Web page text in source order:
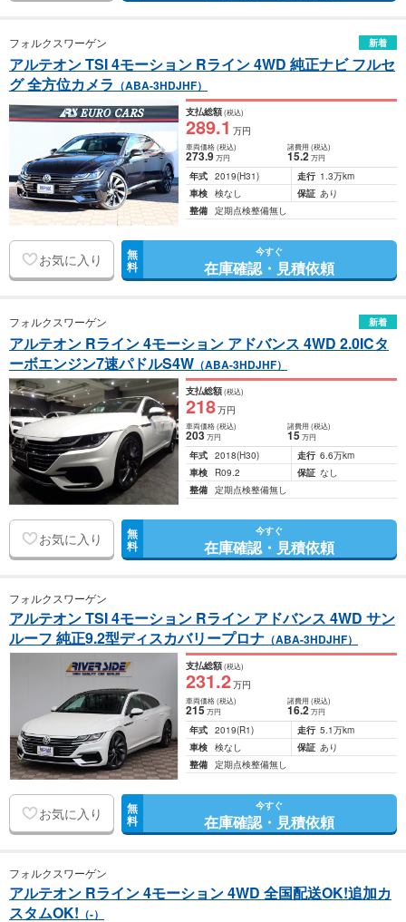
フォルクスワーゲン 新着
アルテオン TSI 4モーション Rライン 4WD 純正ナビ フルセ
グ 全方位カメラ （ABA-3HDJHF）
支払総額(税込)
289.1 万円
車両価格(税込)
273.9万円
諸費用 (税込)
15.2 万円
年式 2019(H31) 走行 1.3万km
車検 検なし 保証 あり
整備 定期点検整備無し
お気に入り 無
料
今すぐ
在庫確認・見積依頼
フォルクスワーゲン 新着
アルテオン Rライン 4モーション アドバンス 4WD 2.0ICタ
ーボエンジン7速パドルS4W （ABA-3HDJHF）
支払総額(税込)
218万円
車両価格(税込)
203万円
諸費用 (税込)
15 万円
年式 2018(H30) 走行 6.6万km
車検
R09.2 保証 なし
整備 定期点検整備無し
お気に入り 無
料
今すぐ
在庫確認・見積依頼
フォルクスワーゲン
アルテオン TSI 4モーション Rライン アドバンス 4WD サン
ルーフ 純正9.2型ディスカバリープロナ （ABA-3HDJHF）
支払総額(税込)
231.2万円
車両価格(税込)
215万円
諸費用 (税込)
16.2 万円
年式 2019(R1) 走行 5.1万km
車検 検なし 保証 あり
整備 定期点検整備無し
お気に入り 無
料
今すぐ
在庫確認・見積依頼
フォルクスワーゲン
アルテオン Rライン 4モーション 4WD 全国配送OK!追加カ
スタムOK! （-）